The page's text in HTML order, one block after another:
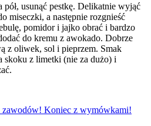
usunąć pestkę. Delikatnie wyjąć
miseczki, a następnie rozgnieść
pomidor i jajko obrać i bardzo
do kremu z awokado. Dobrze
z oliwek, sol i pieprzem. Smak
skoku z limetki (nie za dużo) i
zawodów! Koniec z wymówkami!